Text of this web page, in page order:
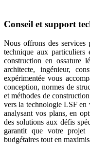
Conseil et support
Nous offrons des services
technique aux particuliers
construction en ossature
architecte, ingénieur,
expérimentée vous
conception, normes de
et méthodes de
vers la technologie LSF en
analysant vos plans, en
des solutions aux défis
garantit que votre projet
budgétaires tout en